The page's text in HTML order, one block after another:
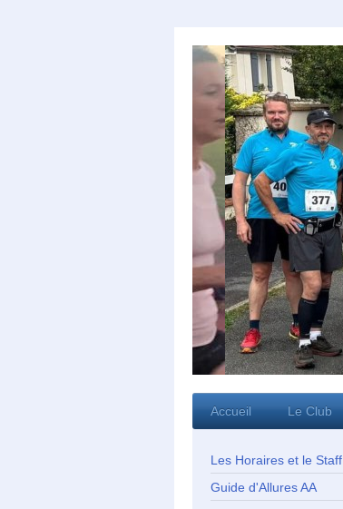
Accueil Le Club
Les Horaires et le Staff
Guide d'Allures AA